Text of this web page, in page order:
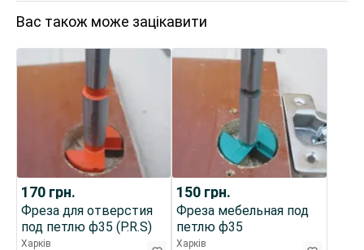
Вас також може зацікавити
170 грн.
Фреза для отверстия
под петлю ф35 (P.R.S)
Харків
150 грн.
Фреза мебельная под
петлю ф35
Харків